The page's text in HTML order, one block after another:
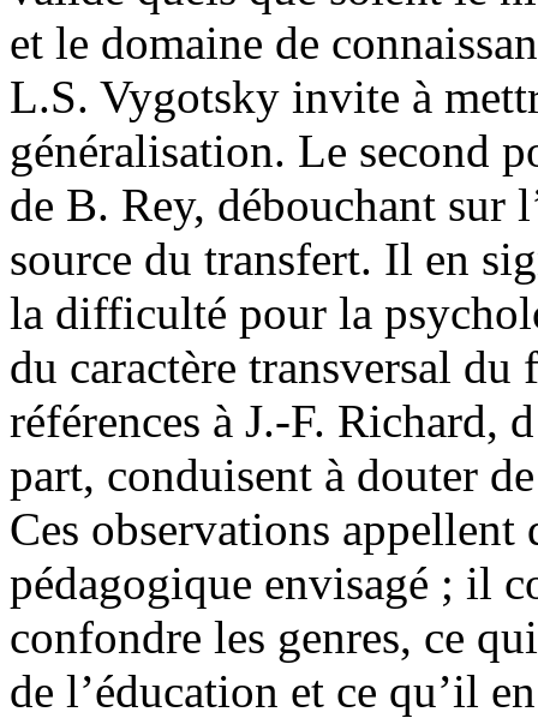
et le domaine de
L.S. Vygotsky invite à
généralisation. Le second
de B. Rey, débouchant sur
source du transfert. Il en
la difficulté pour la
du caractère transversal
références à J.-F. Richard,
part, conduisent à douter
Ces observations appellent
pédagogique envisagé ; il
confondre les genres, ce
de l’éducation et ce qu’il